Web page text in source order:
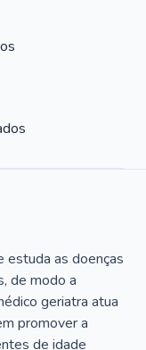
estuda as doenças
de modo a
geriatra atua
promover a
de idade